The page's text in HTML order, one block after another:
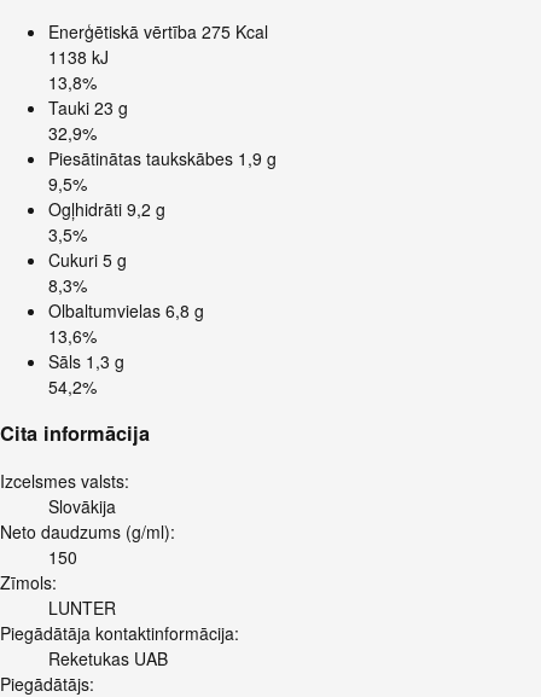
Enerģētiskā vērtība 275 Kcal
1138 kJ
13,8%
Tauki 23 g
32,9%
Piesātinātas taukskābes 1,9 g
9,5%
Ogļhidrāti 9,2 g
3,5%
Cukuri 5 g
8,3%
Olbaltumvielas 6,8 g
13,6%
Sāls 1,3 g
54,2%
Cita informācija
Izcelsmes valsts:
Slovākija
Neto daudzums (g/ml):
150
Zīmols:
LUNTER
Piegādātāja kontaktinformācija:
Reketukas UAB
Piegādātājs: